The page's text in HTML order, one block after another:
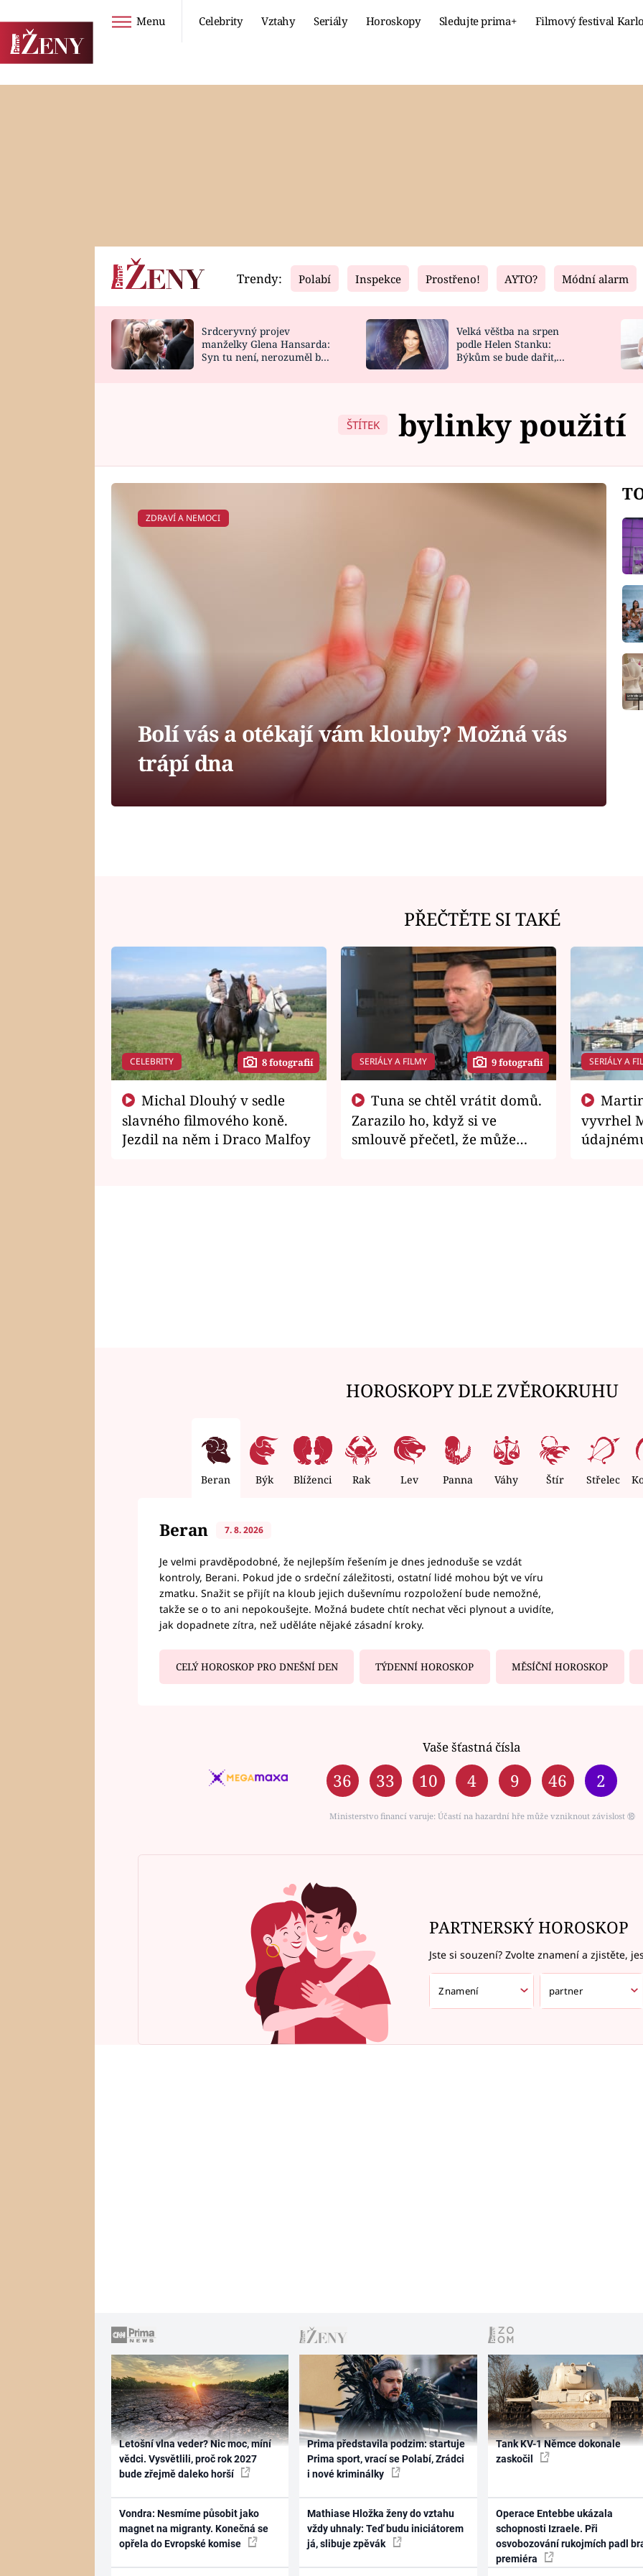
Menu Celebrity Vztahy Seriály Horoskopy Sledujte prima+ Filmový festival
Horoskopy
HOROSKOP NA
Video
CELEBRITY
VAŘENÍ
Fresh
NOVINKY
VIDEORECEPTY
Living
DESIGN
Trendy: Polabí Inspekce Prostřeno! AYTO? Módní alarm
Srdceryvný projev
manželky Glena Hansarda:
Syn tu není, nerozuměl by
Velká věštba na srpen
podle Helen Stanku:
Býkům se bude dařit,
ŠTÍTEK bylinky použití
ZDRAVÍ A NEMOCI
Bolí vás a otékají vám klouby? Možná vás
trápí dna
PŘEČTĚTE SI TAKÉ
CELEBRITY 8 fotografií
slavného filmového koně.
Jezdil na něm i Draco Malfoy
SERIÁLY A FILMY 9 fotografií
Zarazilo ho, když si ve
smlouvě přečetl, že může
SERIÁLY A
vyvrhel
HOROSKOPY DLE ZVĚROKRUHU
Beran Býk Blíženci Rak Lev Panna Váhy Štír Střelec
Beran 7. 8. 2026
Je velmi pravděpodobné, že nejlepším řešením je dnes jednoduše se vzdát
kontroly, Berani. Pokud jde o srdeční záležitosti, ostatní lidé mohou být ve víru
zmatku. Snažit se přijít na kloub jejich duševnímu rozpoložení bude nemožné,
takže se o to ani nepokoušejte. Možná budete chtít nechat věci plynout a uvidíte,
jak dopadnete zítra, než uděláte nějaké zásadní kroky.
CELÝ HOROSKOP PRO DNEŠNÍ DEN TÝDENNÍ HOROSKOP MĚSÍČNÍ HOROSKOP
Vaše šťastná čísla
36 33 10 4 9 46 2
Ministerstvo financí varuje: Účastí na hazardní hře může vzniknout závislost ⑱
PARTNERSKÝ HOROSKOP
Jste si souzení? Zvolte znamení a zjistěte,
Letošní vlna veder? Nic moc, míní
vědci. Vysvětlili, proč rok 2027
bude zřejmě daleko horší
Vondra: Nesmíme působit jako
magnet na migranty. Konečná se
opřela do Evropské komise
Prima představila podzim: startuje
Prima sport, vrací se Polabí, Zrádci
i nové kriminálky
Mathiase Hložka ženy do vztahu
vždy uhnaly: Teď budu iniciátorem
já, slibuje zpěvák
Tank KV-1 Němce dokonale
zaskočil
Operace Entebbe ukázala
schopnosti Izraele. Při
osvobozování rukojmích padl
premiéra